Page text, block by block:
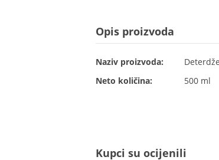
Opis proizvoda
Naziv proizvoda:
Neto količina:
500 ml
Kupci su ocijenili